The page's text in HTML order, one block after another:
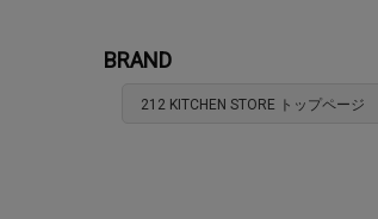
BRAND
212 KITCHEN STORE トップページ